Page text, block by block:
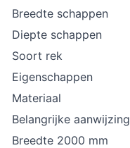
Breedte schappen
Diepte schappen
Soort rek
Eigenschappen
Materiaal
Belangrijke aanwijzing
Breedte 2000 mm